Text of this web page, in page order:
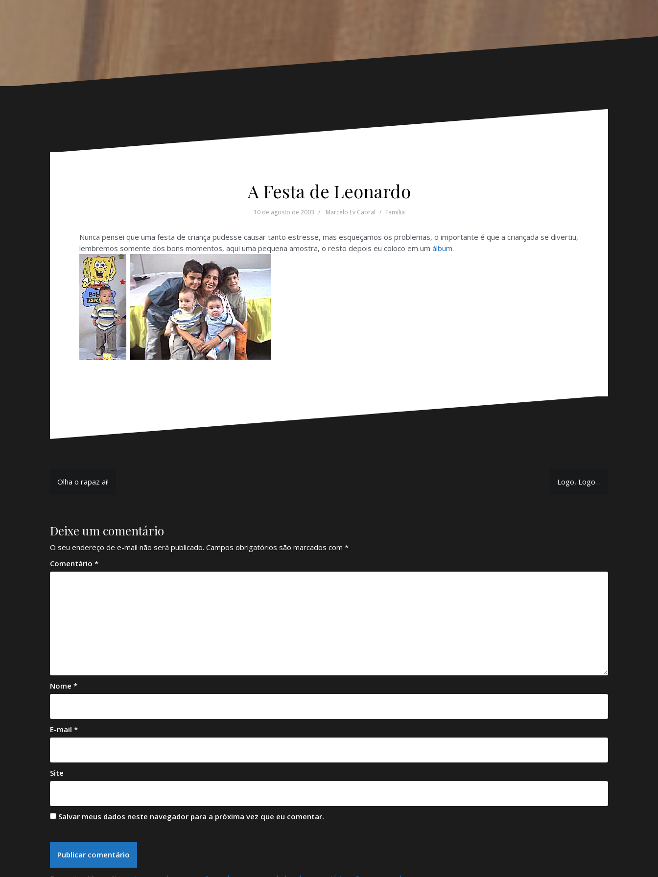
A Festa de Leonardo
10 de agosto de 2003 Marcelo Lv Cabral Família
Nunca pensei que uma festa de criança pudesse causar tanto estresse, mas esqueçamos os problemas, o importante é que a criançada se divertiu,
lembremos somente dos bons momentos, aqui uma pequena amostra, o resto depois eu coloco em um álbum.
Navegação
Olha o rapaz ai! Logo, Logo…
Deixe um comentário
O seu endereço de e-mail não será publicado. Campos obrigatórios são marcados com *
Comentário *
Nome *
E-mail *
Site
Salvar meus dados neste navegador para a próxima vez que eu comentar.